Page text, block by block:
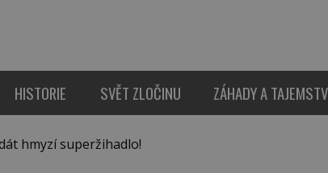
HISTORIE SVĚT ZLOČINU ZÁHADY A
hmyzí superžihadlo!